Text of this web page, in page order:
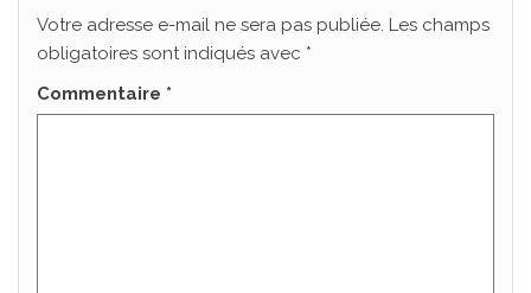
Votre adresse e-mail ne sera pas publiée. Les champs
obligatoires sont indiqués avec *
Commentaire *